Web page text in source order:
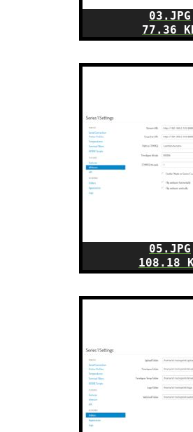
03.JPG
77.36
05.JPG
108.18